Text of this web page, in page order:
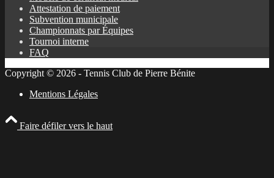
Attestation de paiement
Subvention municipale
Championnats par Équipes
Tournoi interne
FAQ
Copyright © 2026 - Tennis Club de Pierre Bénite
Mentions Légales
Faire défiler vers le haut